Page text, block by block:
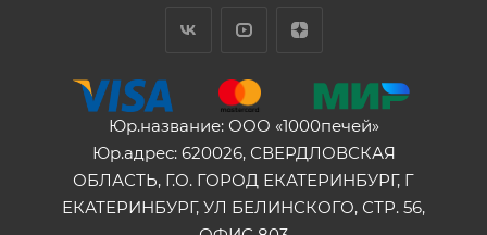
Юр.название: ООО «1000печей»
Юр.адрес: 620026, СВЕРДЛОВСКАЯ
ОБЛАСТЬ, Г.О. ГОРОД ЕКАТЕРИНБУРГ, Г
ЕКАТЕРИНБУРГ, УЛ БЕЛИНСКОГО, СТР. 56,